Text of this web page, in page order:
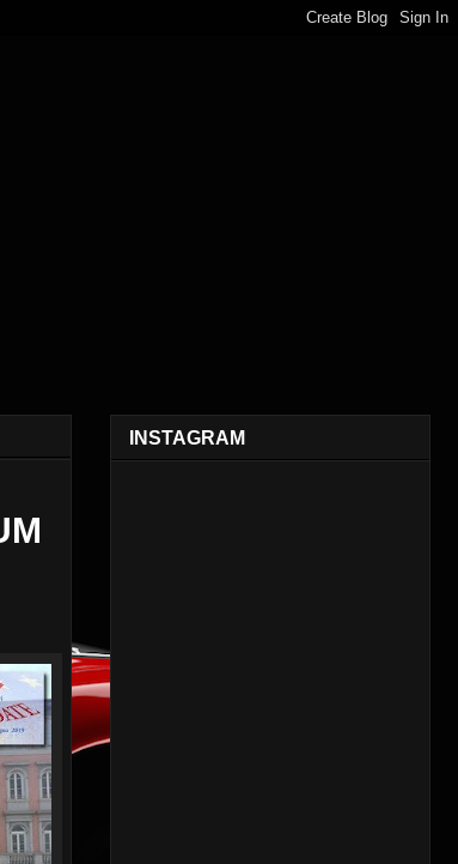
INSTAGRAM